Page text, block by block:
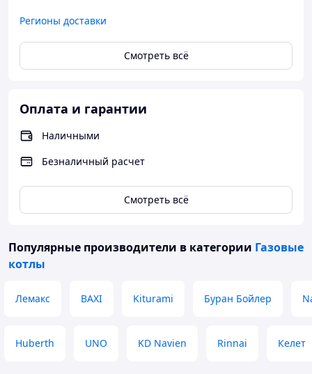
Регионы доставки
Смотреть всё
Оплата и гарантии
Наличными
Безналичный расчет
Смотреть всё
Популярные производители в категории Газовые
котлы
Лемакс BAXI Kiturami Буран Бойлер
Huberth UNO KD Navien Rinnai Келет